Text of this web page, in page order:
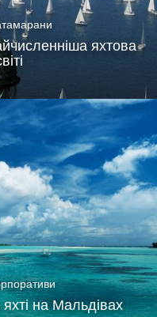
яхтова
на Мальдівах